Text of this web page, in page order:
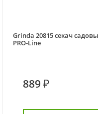
Grinda 20815 секач
PRO-Line
889 ₽